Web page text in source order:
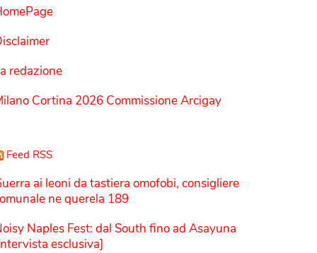
redazione
Cortina 2026 Commissione Arcigay
Feed RSS
ai leoni da tastiera omofobi, consigliere
ne querela 189
Naples Fest: dal South fino ad Asayuna
esclusiva]